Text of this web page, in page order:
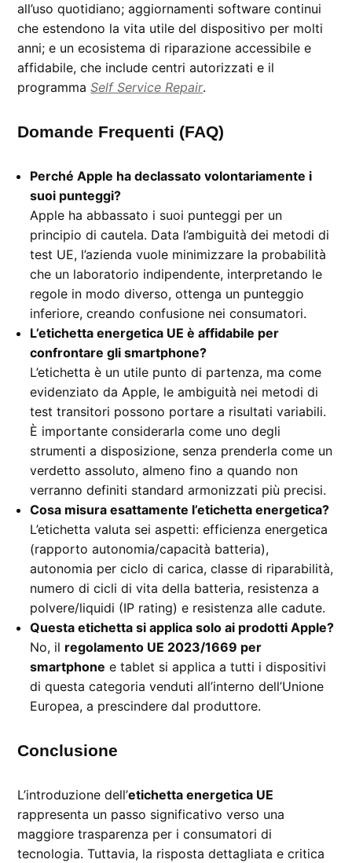
all’uso quotidiano; aggiornamenti software continui
che estendono la vita utile del dispositivo per molti
anni; e un ecosistema di riparazione accessibile e
affidabile, che include centri autorizzati e il
programmaSelf Service Repair.
Domande Frequenti (FAQ)
Perché Apple ha declassato volontariamente i
suoi punteggi?
Apple ha abbassato i suoi punteggi per un
principio di cautela. Data l’ambiguità dei metodi di
test UE, l’azienda vuole minimizzare la probabilità
che un laboratorio indipendente, interpretando le
regole in modo diverso, ottenga un punteggio
inferiore, creando confusione nei consumatori.
L’etichetta energetica UE è affidabile per
confrontare gli smartphone?
L’etichetta è un utile punto di partenza, ma come
evidenziato da Apple, le ambiguità nei metodi di
test transitori possono portare a risultati variabili.
È importante considerarla come uno degli
strumenti a disposizione, senza prenderla come un
verdetto assoluto, almeno fino a quando non
verranno definiti standard armonizzati più precisi.
Cosa misura esattamente l’etichetta energetica?
L’etichetta valuta sei aspetti: efficienza energetica
(rapporto autonomia/capacità batteria),
autonomia per ciclo di carica, classe di riparabilità,
numero di cicli di vita della batteria, resistenza a
polvere/liquidi (IP rating) e resistenza alle cadute.
Questa etichetta si applica solo ai prodotti Apple?
No, il regolamento UE 2023/1669 per
smartphone e tablet si applica a tutti i dispositivi
di questa categoria venduti all’interno dell’Unione
Europea, a prescindere dal produttore.
Conclusione
L’introduzione dell’etichetta energetica UE
rappresenta un passo significativo verso una
maggiore trasparenza per i consumatori di
tecnologia. Tuttavia, la risposta dettagliata e critica